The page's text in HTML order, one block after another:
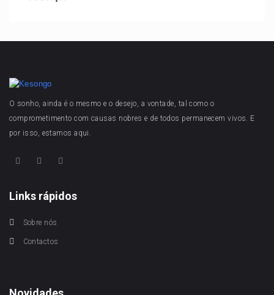
O sonho, ainda é o mesmo e o desejo, a vontade, tal como o
comprometimento com causas nobres e de todos permanecem vivos. E
por isso, estamos aqui.
Links rápidos
Sobre nós
Contactos